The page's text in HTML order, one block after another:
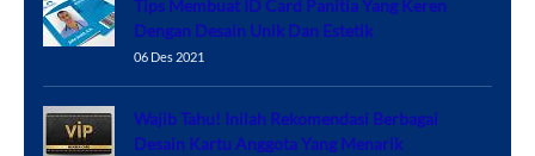
Tips Membuat ID Card Panitia Yang Keren
Dengan Desain Unik Dan Estetik
06 Des 2021
Wajib Tahu! Inilah Rekomendasi Berbagai
Desain Kartu Anggota Yang Menarik